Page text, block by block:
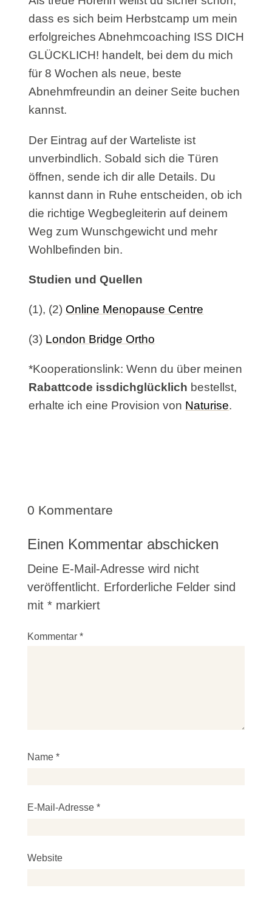
dass es sich beim Herbstcamp um mein
erfolgreiches Abnehmcoaching ISS DICH
GLÜCKLICH! handelt, bei dem du mich
für 8 Wochen als neue, beste
Abnehmfreundin an deiner Seite buchen
kannst.
Der Eintrag auf der Warteliste ist
unverbindlich. Sobald sich die Türen
öffnen, sende ich dir alle Details. Du
kannst dann in Ruhe entscheiden, ob ich
die richtige Wegbegleiterin auf deinem
Weg zum Wunschgewicht und mehr
Wohlbefinden bin.
Studien und Quellen
(1), (2) Online Menopause Centre
(3) London Bridge Ortho
*Kooperationslink: Wenn du über meinen
Rabattcode issdichglücklich bestellst,
erhalte ich eine Provision von Naturise.
0 Kommentare
Einen Kommentar abschicken
Deine E-Mail-Adresse wird nicht
veröffentlicht. Erforderliche Felder sind
mit *markiert
Kommentar *
Name *
E-Mail-Adresse *
Website